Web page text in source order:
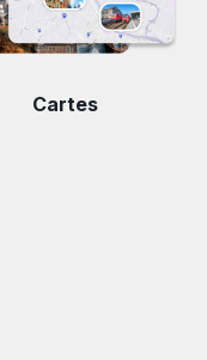
Cartes